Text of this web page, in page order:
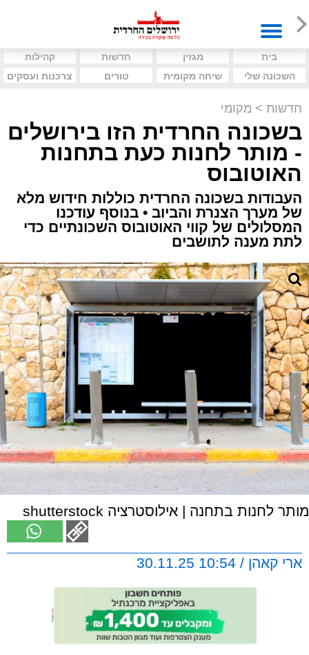
בית מגזין חדשות
קהילות
השכונה שלי
שיחה מקומית טורים צרכנות ועסקים
חדשות > מקומי
בשכונה החרדית הזו בירושלים
- מותר לחנות כעת בתחנות
האוטובוס
העבודות בשכונה החרדית כוללות חידוש מלא
של מערך הצנרת והביוב • בנוסף עודכנו
המסלולים של קווי האוטובוס השכונתיים כדי
לתת מענה לתושבים
מותר לחנות בתחנה | אילוסטרציה shutterstock
ארי קאהן / 10:54 30.11.25